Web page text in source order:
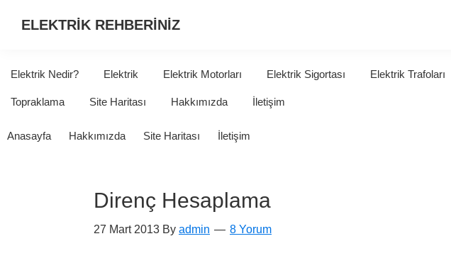
ELEKTRİK REHBERİNİZ
HER
Elektrik Nedir? Elektrik Elektrik Motorları Elektrik Sigortası Elektrik Trafoları
Topraklama Site Haritası Hakkımızda İletişim
Anasayfa Hakkımızda Site Haritası İletişim
Direnç Hesaplama
27 Mart 2013 By admin 8 Yorum